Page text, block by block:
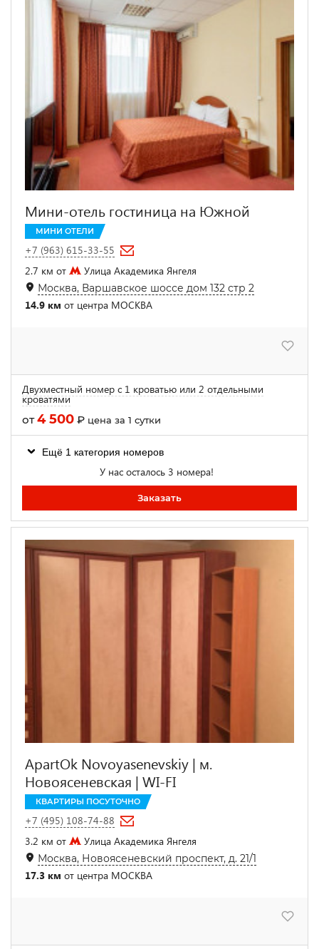
Мини-отель гостиница на Южной
МИНИ ОТЕЛИ
+7 (963) 615-33-55
2.7 км от
Улица Академика Янгеля
Москва, Варшавское шоссе дом 132 стр 2
14.9 км от центра МОСКВА
Двухместный номер с 1 кроватью или 2 отдельными
кроватями
от4 500 ₽ цена за 1 сутки
Ещё 1 категория номеров
У нас осталось 3 номера!
Заказать
ApartOk Novoyasenevskiy | м.
Новоясеневская | WI-FI
КВАРТИРЫ ПОСУТОЧНО
+7 (495) 108-74-88
3.2 км от
Улица Академика Янгеля
Москва, Новоясеневский проспект, д. 21/1
17.3 км от центра МОСКВА